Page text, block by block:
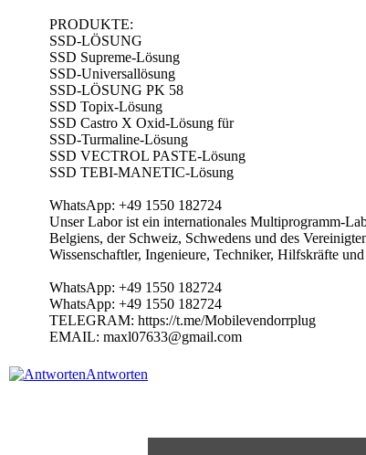
PRODUKTE:
SSD-LÖSUNG
SSD Supreme-Lösung
SSD-Universallösung
SSD-LÖSUNG PK 58
SSD Topix-Lösung
SSD Castro X Oxid-Lösung für
SSD-Turmaline-Lösung
SSD VECTROL PASTE-Lösung
SSD TEBI-MANETIC-Lösung
WhatsApp: +49 1550 182724
Unser Labor ist ein internationales Multiprogramm-
Belgiens, der Schweiz, Schwedens und des
Wissenschaftler, Ingenieure, Techniker, Hilfskräfte
WhatsApp: +49 1550 182724
WhatsApp: +49 1550 182724
TELEGRAM: https://t.me/Mobilevendorrplug
EMAIL: maxl07633@gmail.com
Antworten